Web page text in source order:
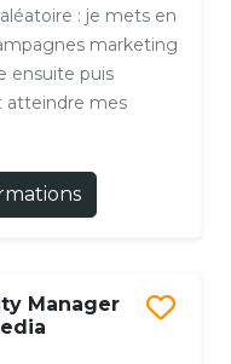
: je mets en
marketing
ensuite puis
atteindre mes
Manager